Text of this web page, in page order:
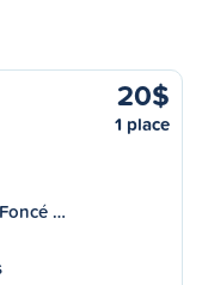
20$
1 place
…